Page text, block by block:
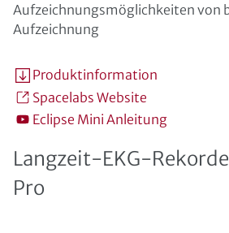
Aufzeichnungsmöglichkeiten von
Aufzeichnung
Produktinformation
Spacelabs Website
Eclipse Mini Anleitung
Langzeit-EKG-
Pro